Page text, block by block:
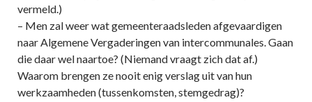
vermeld.)
– Men zal weer wat gemeenteraadsleden afgevaardigen
naar Algemene Vergaderingen van intercommunales. Gaan
die daar wel naartoe? (Niemand vraagt zich dat af.)
Waarom brengen ze nooit enig verslag uit van hun
werkzaamheden (tussenkomsten, stemgedrag)?